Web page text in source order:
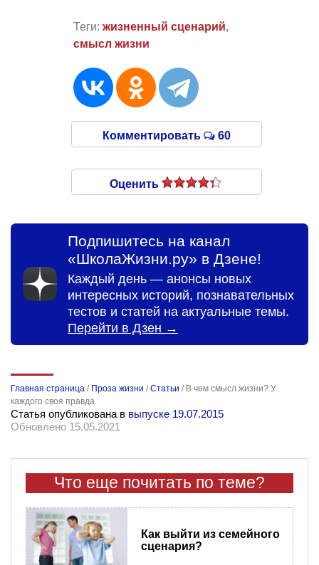
Теги: жизненный сценарий,
смысл жизни
Комментировать 60
Оценить
Подпишитесь на канал
«ШколаЖизни.ру» в Дзене!
Каждый день — анонсы новых
интересных историй, познавательных
тестов и статей на актуальные темы.
Перейти в Дзен →
Главная страница / Проза жизни /Статьи / В чем смысл жизни? У
каждого своя правда
Статья опубликована в выпуске 19.07.2015
Обновлено 15.05.2021
Что еще почитать по теме?
Как выйти из семейного
сценария?